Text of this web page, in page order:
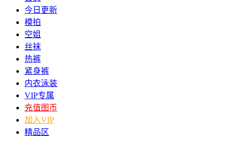
今日更新
模拍
空姐
丝袜
热裤
紧身裤
内衣泳装
VIP专属
充值图币
加入VIP
精品区